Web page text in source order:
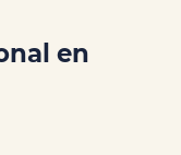
en